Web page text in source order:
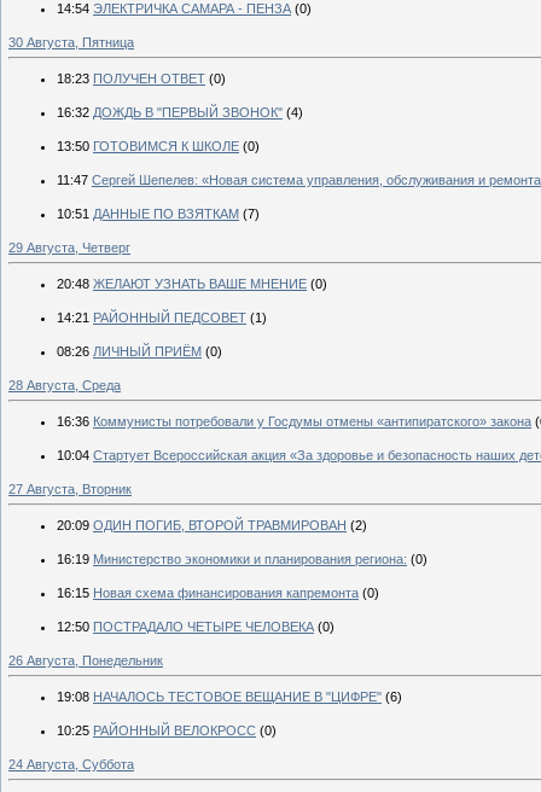
14:54 ЭЛЕКТРИЧКА САМАРА - ПЕНЗА (0)
30 Августа, Пятница
18:23 ПОЛУЧЕН ОТВЕТ (0)
16:32 ДОЖДЬ В "ПЕРВЫЙ ЗВОНОК" (4)
13:50 ГОТОВИМСЯ К ШКОЛЕ (0)
11:47 Сергей Шепелев: «Новая система управления, обслуживания и
10:51 ДАННЫЕ ПО ВЗЯТКАМ (7)
29 Августа, Четверг
20:48 ЖЕЛАЮТ УЗНАТЬ ВАШЕ МНЕНИЕ (0)
14:21 РАЙОННЫЙ ПЕДСОВЕТ (1)
08:26 ЛИЧНЫЙ ПРИЁМ (0)
28 Августа, Среда
16:36 Коммунисты потребовали у Госдумы отмены «антипиратского» закона
10:04 Стар­ту­ет Все­рос­сий­ская ак­ция «За здо­ровье и бе­зопас­ность на­ших
27 Августа, Вторник
20:09 ОДИН ПОГИБ, ВТОРОЙ ТРАВМИРОВАН (2)
16:19 Министерство экономики и планирования региона: (0)
16:15 Новая схема финансирования капремонта (0)
12:50 ПОСТРАДАЛО ЧЕТЫРЕ ЧЕЛОВЕКА (0)
26 Августа, Понедельник
19:08 НАЧАЛОСЬ ТЕСТОВОЕ ВЕЩАНИЕ В "ЦИФРЕ" (6)
10:25 РАЙОННЫЙ ВЕЛОКРОСС (0)
24 Августа, Суббота